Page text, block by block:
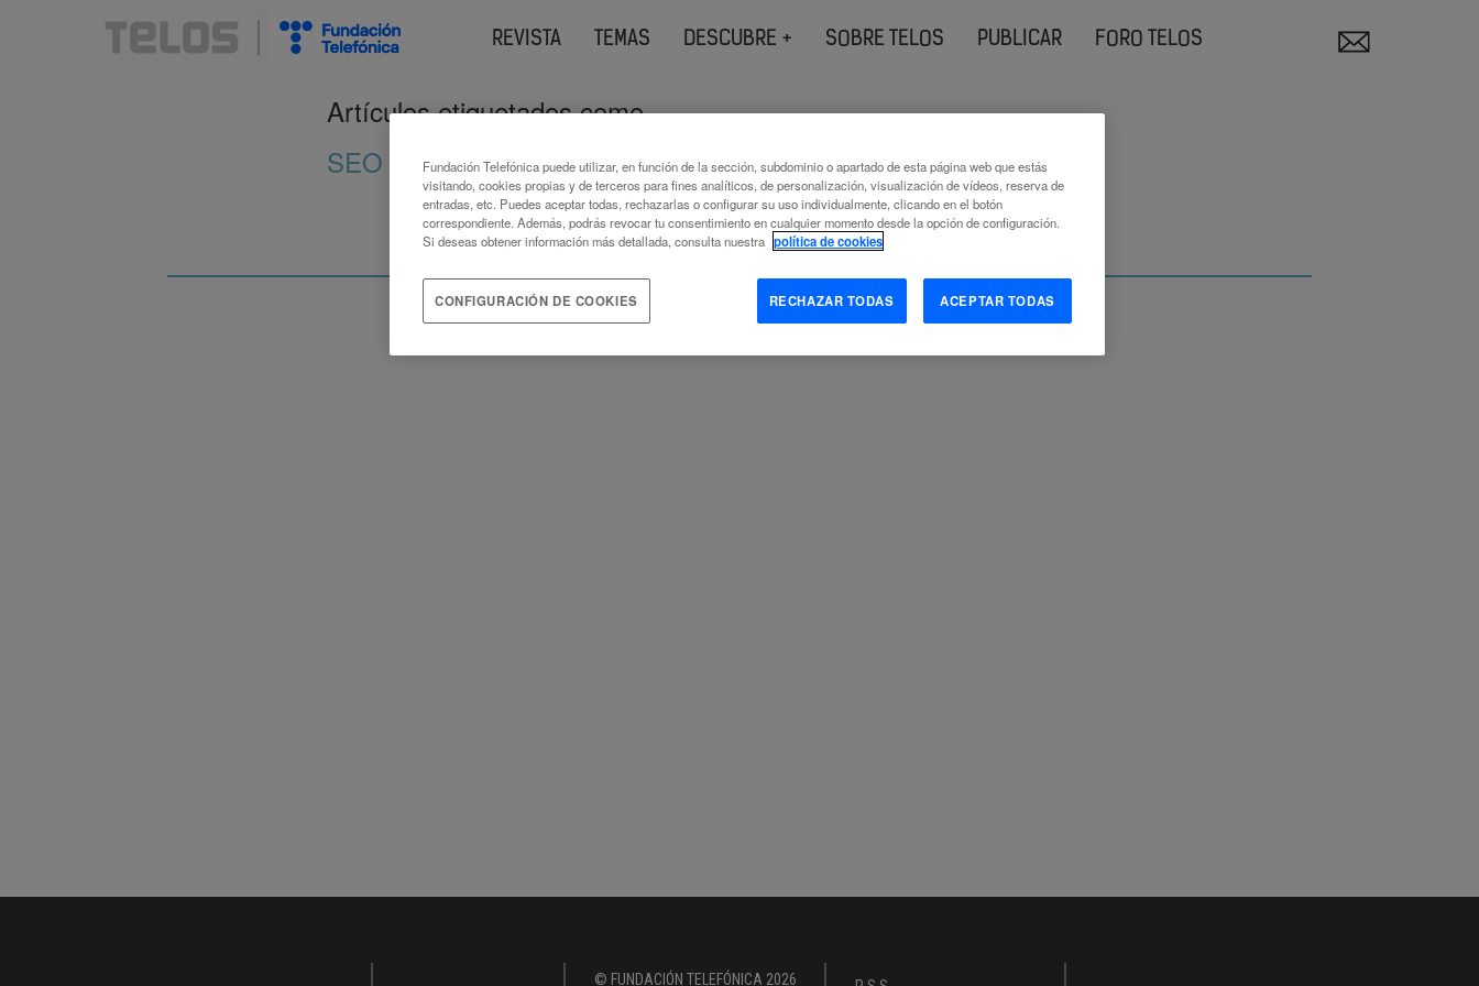
REVISTA TEMAS DESCUBRE + SOBRE TELOS PUBLICAR FORO TELOS
Artículos etiquetados como
SEO
© FUNDACIÓN TELEFÓNICA 2026
Fundación Telefónica puede utilizar, en función de la sección, subdominio o apartado de esta página web que estás
visitando, cookies propias y de terceros para fines analíticos, de personalización, visualización de vídeos, reserva de
entradas, etc. Puedes aceptar todas, rechazarlas o configurar su uso individualmente, clicando en el botón
correspondiente. Además, podrás revocar tu consentimiento en cualquier momento desde la opción de configuración.
Si deseas obtener información más detallada, consulta nuestra política de cookies
RECHAZAR TODAS ACEPTAR TODAS
CONFIGURACIÓN DE COOKIES